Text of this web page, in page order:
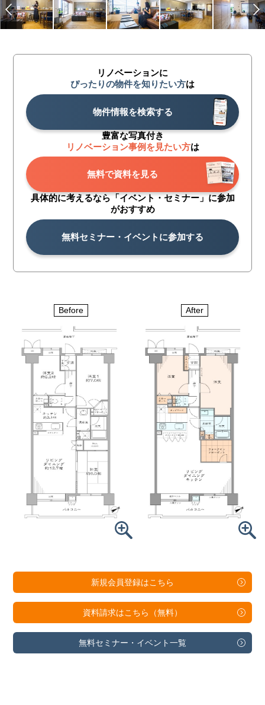
リノベーションに
ぴったりの物件を知りたい方は
物件情報を検索する
豊富な写真付き
リノベーション事例を見たい方は
無料で資料を見る
具体的に考えるなら「イベント・セミナー」に参加
がおすすめ
無料セミナー・イベントに参加する
Before After
新規会員登録はこちら
資料請求はこちら（無料）
無料セミナー・ イベント一覧